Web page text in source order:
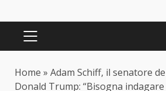
PRIMARY
Home » Adam Schiff, il senatore
Donald Trump: “Bisogna